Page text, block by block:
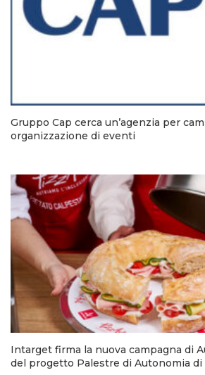
Gruppo Cap cerca un’agenzia per
organizzazione di eventi
Intarget firma la nuova campagna di
del progetto Palestre di Autonomia di